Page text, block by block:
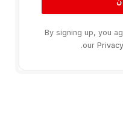
By signing up, you
our